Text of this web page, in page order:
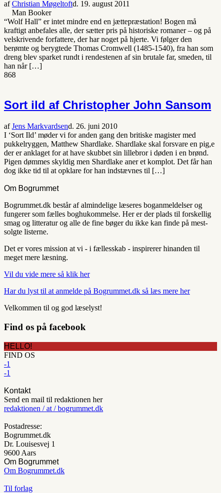
afChristian Møgeltoftd. 19. august 2011
Man Booker
“Wolf Hall” er intet mindre end en jættepræstation! Bogen må
kraftigt anbefales alle, der sætter pris på historiske romaner – og på
velskrivende forfattere, der har noget på hjerte. Vi følger den
berømte og berygtede Thomas Cromwell (1485-1540), fra han som
dreng blev sparket rundt i rendestenen af sin brutale far, smeden, til
han når […]
868
Sort ild af Christopher John Sansom
afJens Markvardsend. 26. juni 2010
I ‘Sort Ild’ møder vi for anden gang den britiske magister med
pukkelryggen, Matthew Shardlake. Shardlake skal forsvare en pig,e
der er anklaget for at have skubbet sin lillebror i døden i en brønd.
Pigen dømmes skyldig men Shardlake aner et komplot. Det får han
dog ikke tid til at opklare for han indstævnes til […]
Om Bogrummet
Bogrummet.dk består af almindelige læseres boganmeldelser og
fungerer som fælles boghukommelse. Her er der plads til forskellig
smag og litteratur og alle de fine bøger du ikke kan finde på mest-
solgte listerne.
Det er vores mission at vi - i fællesskab - inspirerer hinanden til
meget mere læsning.
Vil du vide mere så klik her
Har du lyst til at anmelde på Bogrummet.dk så læs mere her
Velkommen til og god læselyst!
Find os på facebook
HELLO!
FIND OS
-1
-1
Kontakt
Send en mail til redaktionen her
redaktionen / at / bogrummet.dk
Postadresse:
Bogrummet.dk
Dr. Louisesvej 1
9600 Aars
Om Bogrummet
Om Bogrummet.dk
Til forlag